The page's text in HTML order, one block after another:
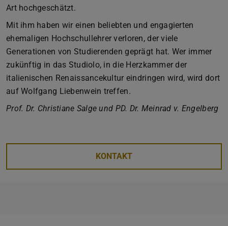
Art hochgeschätzt.
Mit ihm haben wir einen beliebten und engagierten
ehemaligen Hochschullehrer verloren, der viele
Generationen von Studierenden geprägt hat. Wer immer
zukünftig in das Studiolo, in die Herzkammer der
italienischen Renaissancekultur eindringen wird, wird dort
auf Wolfgang Liebenwein treffen.
Prof. Dr. Christiane Salge und PD. Dr. Meinrad v. Engelberg
KONTAKT